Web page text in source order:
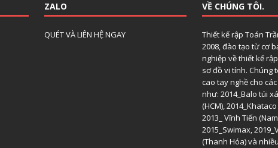
ZALO
QUÉT VÀ LIÊN HỆ NGAY
VỀ CHÚNG TÔI.
Thiết kế rập Toán
2008, đào tạo từ cơ
nghiệp về thiết kế
sơ đồ vi tính. Chúng
cao tay nghề cho
như: 2014_Balo túi
(HCM),
2013_ Vĩnh Tiến
2015_Swimax,
(Thanh Hóa) và